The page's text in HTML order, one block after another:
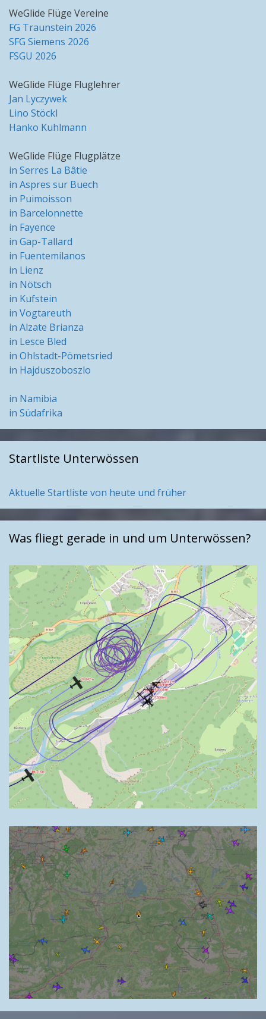
WeGlide Flüge Vereine
FG Traunstein 2026
SFG Siemens 2026
FSGU 2026
WeGlide Flüge Fluglehrer
Jan Lyczywek
Lino Stöckl
Hanko Kuhlmann
WeGlide Flüge Flugplätze
in Serres La Bâtie
in Aspres sur Buech
in Puimoisson
in Barcelonnette
in Fayence
in Gap-Tallard
in Fuentemilanos
in Lienz
in Nötsch
in Kufstein
in Vogtareuth
in Alzate Brianza
in Lesce Bled
in Ohlstadt-Pömetsried
in Hajduszoboszlo
in Namibia
in Südafrika
Startliste Unterwössen
Aktuelle Startliste von heute und früher
Was fliegt gerade in und um Unterwössen?